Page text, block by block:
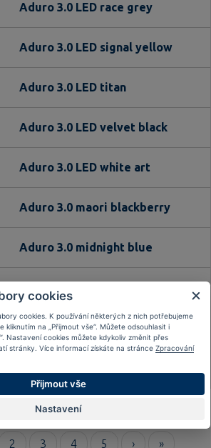
Aduro 3.0 LED race grey
Aduro 3.0 LED signal yellow
Aduro 3.0 LED titan
Aduro 3.0 LED velvet black
Aduro 3.0 LED white art
Aduro 3.0 maori blackberry
Aduro 3.0 midnight blue
Aduro 3.0 polar white
2 3 4 5 › »
cookies
cookies. K používání některých z nich potřebujeme
kliknutím na „Přijmout vše“. Můžete odsouhlasit i
Nastavení cookies můžete kdykoliv změnit přes
stránky. Více informací získáte na stránce Zpracování
Přijmout vše
Nastavení